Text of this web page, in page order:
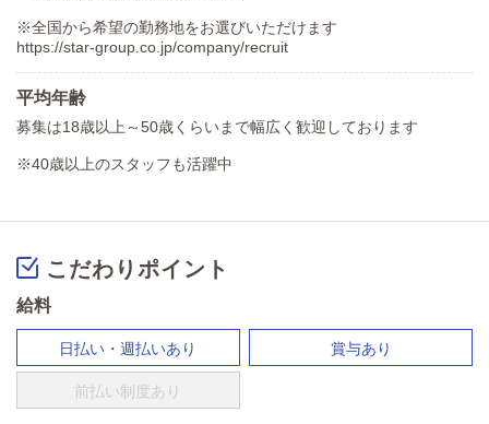
※全国から希望の勤務地をお選びいただけます
https://star-group.co.jp/company/recruit
平均年齢
募集は18歳以上～50歳くらいまで幅広く歓迎しております
※40歳以上のスタッフも活躍中
こだわりポイント
給料
日払い・週払いあり 賞与あり
前払い制度あり